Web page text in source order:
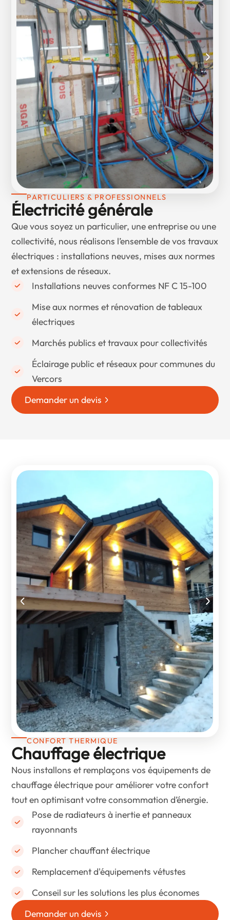
PARTICULIERS & PROFESSIONNELS
Électricité générale
Que vous soyez un particulier, une entreprise ou une
collectivité, nous réalisons l’ensemble de vos travaux
électriques : installations neuves, mises aux normes
et extensions de réseaux.
Installations neuves conformes NF C 15-100
Mise aux normes et rénovation de tableaux
électriques
Marchés publics et travaux pour collectivités
Éclairage public et réseaux pour communes du
Vercors
Demander un devis
CONFORT THERMIQUE
Chauffage électrique
Nous installons et remplaçons vos équipements de
chauffage électrique pour améliorer votre confort
tout en optimisant votre consommation d’énergie.
Pose de radiateurs à inertie et panneaux
rayonnants
Plancher chauffant électrique
Remplacement d'équipements vétustes
Conseil sur les solutions les plus économes
Demander un devis